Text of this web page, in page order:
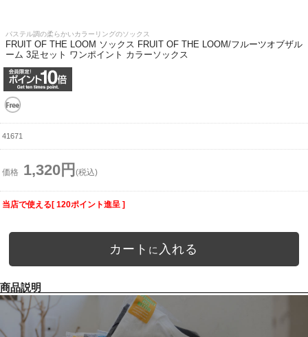
パステル調の柔らかいカラーリングのソックス
FRUIT OF THE LOOM ソックス FRUIT OF THE LOOM/フルーツオブザル
ーム 3足セット ワンポイント カラーソックス
41671
価格 1,320円 (税込)
当店で使える[ 120ポイント進呈 ]
カート に 入れる
商品説明